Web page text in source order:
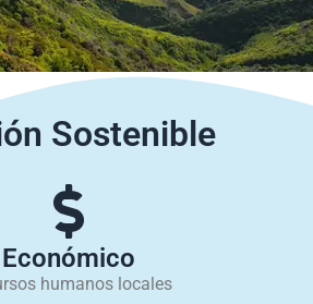
Sostenible
Económico
humanos locales